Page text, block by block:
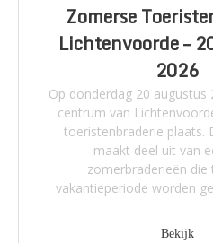
Zomerse
Lichtenvoorde –
2026
Op donderdag 20 augustus
centrum van
toeristenbraderie plaats.
maakt deel uit van
zomerbraderieën die
vakantieperiode worden
Bekijk